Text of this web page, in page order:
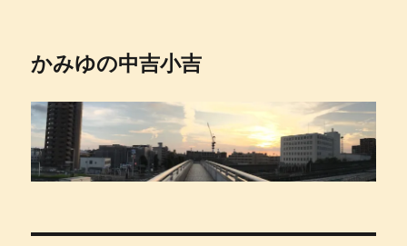
かみゆの中吉小吉